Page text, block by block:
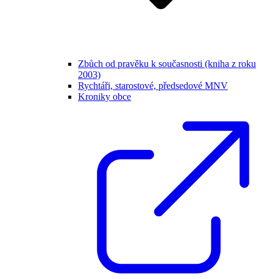
Zbůch od pravěku k současnosti (kniha z roku
2003)
Rychtáři, starostové, předsedové MNV
Kroniky obce